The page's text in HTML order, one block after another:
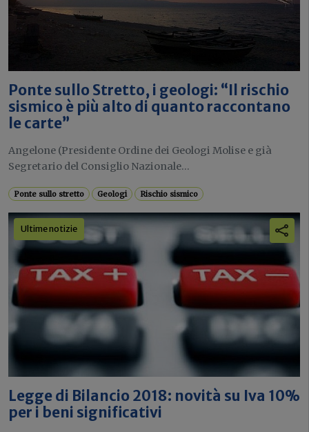
Ponte sullo Stretto, i geologi: “Il rischio
sismico è più alto di quanto raccontano
le carte”
Angelone (Presidente Ordine dei Geologi Molise e già
Segretario del Consiglio Nazionale...
Ponte sullo stretto Geologi Rischio sismico
Ultime notizie
Legge di Bilancio 2018: novità su Iva 10%
per i beni significativi